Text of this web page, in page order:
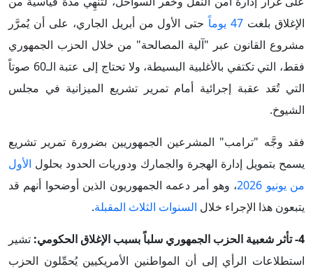
الإغلاق بلغت 47 يوماً
حتى الأول من أبريل الجاري، على أن يُمرَّر
مشروع القانون عبر "آلية المصالحة" من خلال الحزب الجمهوري
فقط، التي تكتفي بالأغلبية البسيطة، ولا تحتاج إلى عتبة الـ60 صوتاً
التي تُعَد عقبة إجرائية أمام تمرير تشريع الميزانية في مجلس
الشيوخ.
فقد وجَّه "ترامب" المشرعين الجمهوريين بضرورة تمرير تشريع
يسمح بتمويل إدارة الهجرة والجمارك ودوريات الحدود بحلول الأول
من يونيو 2026
، وهو أمر دعمه الجمهوريون الذين أوضحوا أنهم قد
يتبعون هذا الإجراء خلال السنوات الثلاث المقبلة.
4- تأثر شعبية الحزب الجمهوري سلباً بسبب الإغلاق الحكومي:
تشير
استطلاعات الرأي إلى أن المواطنين الأمريكيين يُحمِّلون الحزب